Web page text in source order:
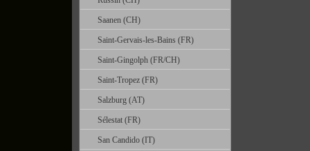
Saanen (CH)
Saint-Gervais-les-Bains (FR)
Saint-Gingolph (FR/CH)
Saint-Tropez (FR)
Salzburg (AT)
Sélestat (FR)
San Candido (IT)